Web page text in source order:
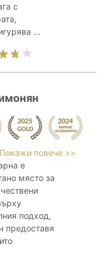
с
...
Покажи повече >>
е
място за
подход,
предоставя